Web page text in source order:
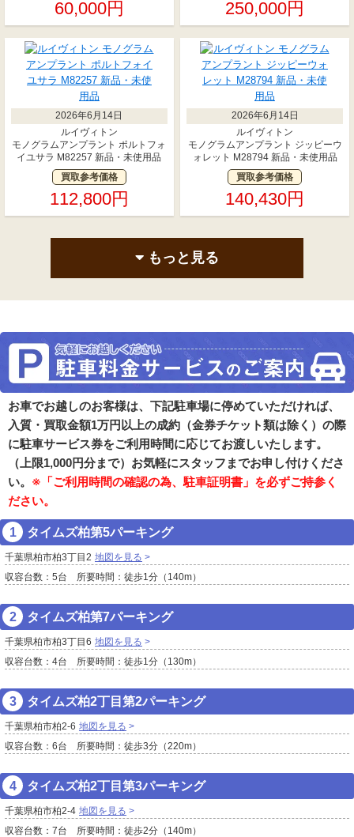
60,000円 250,000円
2026年6月14日
ルイヴィトン
モノグラムアンプラント ポルトフォ
イユサラ M82257 新品・未使用品
買取参考価格
112,800円
2026年6月14日
ルイヴィトン
モノグラムアンプラント ジッピーウ
ォレット M28794 新品・未使用品
買取参考価格
140,430円
もっと見る
お車でお越しのお客様は、下記駐車場に停めていただければ、
入質・買取金額1万円以上の成約（金券チケット類は除く）の際
に駐車サービス券をご利用時間に応じてお渡しいたします。
（上限1,000円分まで）お気軽にスタッフまでお申し付けくださ
い。 ※「ご利用時間の確認の為、駐車証明書」を必ずご持参く
ださい。
タイムズ柏第5パーキング
千葉県柏市柏3丁目2 地図を見る
収容台数：5台 所要時間：徒歩1分（140m）
タイムズ柏第7パーキング
千葉県柏市柏3丁目6 地図を見る
収容台数：4台 所要時間：徒歩1分（130m）
タイムズ柏2丁目第2パーキング
千葉県柏市柏2-6 地図を見る
収容台数：6台 所要時間：徒歩3分（220m）
タイムズ柏2丁目第3パーキング
千葉県柏市柏2-4 地図を見る
収容台数：7台 所要時間：徒歩2分（140m）